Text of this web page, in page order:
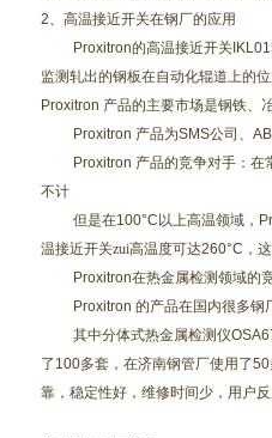
2、高温接近开关在钢厂的应用
Proxitron的高温接近开关
监测轧出的钢板在自动化辊道上的
Proxitron 产品的主要市场是钢铁、
Proxitron 产品为SMS公司、
Proxitron 产品的竞争对手：在
不计
但是在100°C 以上高温领域，
温接近开关zui高温度可达260°C ，
Proxitron在热金属检测领域的
Proxitron 的产品在国内很多钢
其中分体式热金属检测仪
了 100多套，在济南钢管厂使用了50
靠，稳定性好，维修时间少，用户